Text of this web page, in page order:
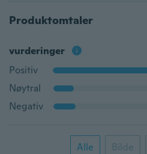
Produktomtaler
vurderinger
Positiv
Nøytral
Negativ
Alle Bilde